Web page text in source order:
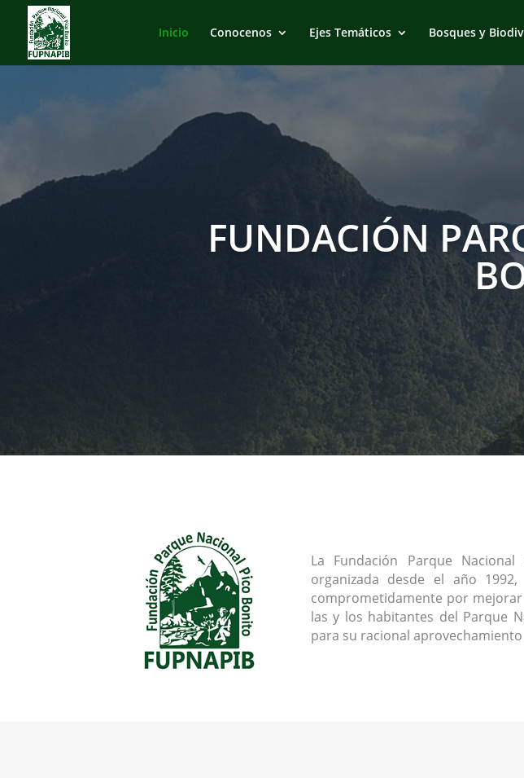
Inicio Conocenos Ejes Temáticos Bosques y
FUNDACIÓN
La Fundación Parque
organizada desde el año
comprometidamente por
las y los habitantes del Parque
para su racional